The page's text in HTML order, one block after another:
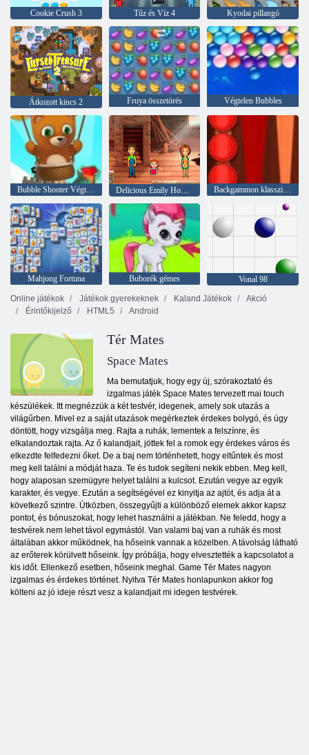
Cookie Crush 3 Tűz és Víz 4 Kyodai pillangó
Átkozott kincs 2 Fruya összetörés Végtelen Bubbles
Bubble Shooter Végtelen Delicious Emily Home Sweet Home Backgammon klasszikus
Mahjong Fortuna Buborék gémes
Vonal 98
Online játékok
Játékok gyerekeknek Kaland Játékok
Akció
Érintőkijelző
HTML5 Android
Tér Mates
Space Mates
Ma bemutatjuk, hogy egy új, szórakoztató és
izgalmas játék Space Mates tervezett mai touch
készülékek. Itt megnézzük a két testvér, idegenek, amely sok utazás a
világűrben. Mivel ez a saját utazások megérkeztek érdekes bolygó, és úgy
döntött, hogy vizsgálja meg. Rajta a ruhák, lementek a felszínre, és
elkalandoztak rajta. Az ő kalandjait, jöttek fel a romok egy érdekes város és
elkezdte felfedezni őket. De a baj nem történhetett, hogy eltűntek és most
meg kell találni a módját haza. Te és tudok segíteni nekik ebben. Meg kell,
hogy alaposan szemügyre helyet találni a kulcsot. Ezután vegye az egyik
karakter, és vegye. Ezután a segítségével ez kinyitja az ajtót, és adja át a
következő szintre. Útközben, összegyűjti a különböző elemek akkor kapsz
pontot, és bónuszokat, hogy lehet használni a játékban. Ne feledd, hogy a
testvérek nem lehet távol egymástól. Van valami baj van a ruhák és most
általában akkor működnek, ha hőseink vannak a közelben. A távolság látható
az erőterek körülvett hőseink. Így próbálja, hogy elvesztették a kapcsolatot a
kis időt. Ellenkező esetben, hőseink meghal. Game Tér Mates nagyon
izgalmas és érdekes történet. Nyitva Tér Mates honlapunkon akkor fog
költeni az jó ideje részt vesz a kalandjait mi idegen testvérek.